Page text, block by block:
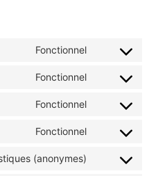
Fonctionnel
Fonctionnel
Fonctionnel
Fonctionnel
(anonymes)